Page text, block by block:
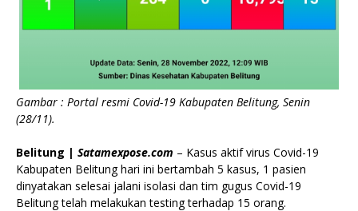
Gambar : Portal resmi Covid-19 Kabupaten Belitung, Senin
(28/11).
Belitung | Satamexpose.com – Kasus aktif virus Covid-19
Kabupaten Belitung hari ini bertambah 5 kasus, 1 pasien
dinyatakan selesai jalani isolasi dan tim gugus Covid-19
Belitung telah melakukan testing terhadap 15 orang.